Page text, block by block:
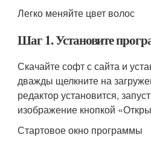
Легко меняйте цвет волос
Шаг 1. Установите
Скачайте софт с сайта и
дважды щелкните на
редактор установится,
изображение кнопкой
Стартовое окно программы